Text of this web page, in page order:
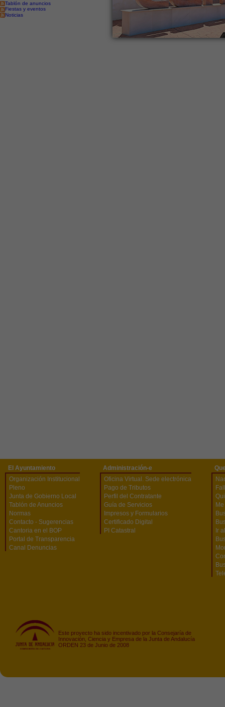
Tablón de anuncios
Fiestas y eventos
Noticias
El Ayuntamiento
Organización Institucional
Pleno
Junta de Gobierno Local
Tablón de Anuncios
Normas
Contacto - Sugerencias
Cantoria en el BOP
Portal de Transparencia
Canal Denuncias
Administración-e
Oficina Virtual. Sede electrónica
Pago de Tributos
Perfil del Contratante
Guía de Servicios
Impresos y Formularios
Certificado Digital
PI Catastral
Ir
Este proyecto ha sido incentivado por la Consejaría de
Innovación, Ciencia y Empresa de la Junta de Andalucía
ORDEN 23 de Junio de 2008